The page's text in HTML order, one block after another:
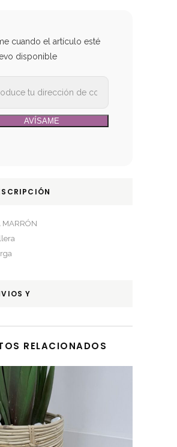
cuando el artículo esté
disponible
MARRÓN
Y
RELACIONADOS
Este producto tiene múltiples variantes. Las opciones se pueden elegir en la página de producto